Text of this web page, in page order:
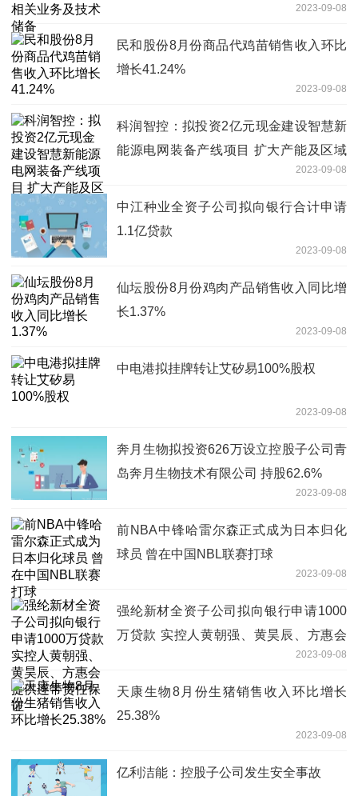
2023-09-08
民和股份8月份商品代鸡苗销售收入环比
增长41.24%
2023-09-08
科润智控：拟投资2亿元现金建设智慧新
能源电网装备产线项目 扩大产能及区域
2023-09-08
中江种业全资子公司拟向银行合计申请
1.1亿贷款
2023-09-08
仙坛股份8月份鸡肉产品销售收入同比增
长1.37%
2023-09-08
中电港拟挂牌转让艾矽易100%股权
2023-09-08
奔月生物拟投资626万设立控股子公司青
岛奔月生物技术有限公司 持股62.6%
2023-09-08
前NBA中锋哈雷尔森正式成为日本归化
球员 曾在中国NBL联赛打球
2023-09-08
强纶新材全资子公司拟向银行申请1000
万贷款 实控人黄朝强、黄昊辰、方惠会
2023-09-08
天康生物8月份生猪销售收入环比增长
25.38%
2023-09-08
亿利洁能：控股子公司发生安全事故